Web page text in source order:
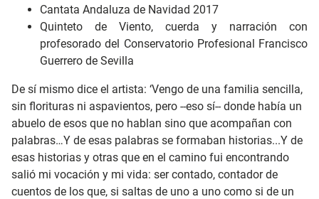
Cantata Andaluza de Navidad 2017
Quinteto de Viento, cuerda y narración con
profesorado del Conservatorio Profesional Francisco
Guerrero de Sevilla
De sí mismo dice el artista: ‘Vengo de una familia sencilla,
sin florituras ni aspavientos, pero --eso sí-- donde había un
abuelo de esos que no hablan sino que acompañan con
palabras…Y de esas palabras se formaban historias...Y de
esas historias y otras que en el camino fui encontrando
salió mi vocación y mi vida: ser contado, contador de
cuentos de los que, si saltas de uno a uno como si de un